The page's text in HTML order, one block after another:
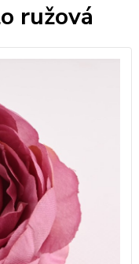
ružová